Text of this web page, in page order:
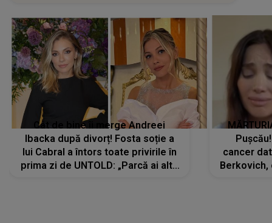
Cât de bine îi merge Andreei
Ibacka după divorț! Fosta soție a
lui Cabral a întors toate privirile în
prima zi de UNTOLD: „Parcă ai altă
cancer
Berkovich,